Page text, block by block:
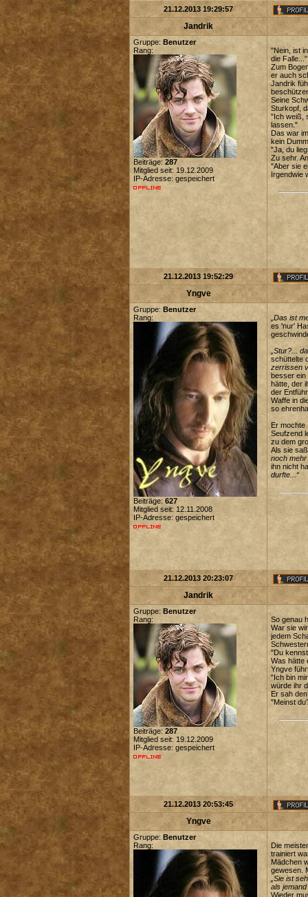
21.12.2013 19:29:57
Jandrik
Gruppe: Benutzer
Rang:
Beiträge: 287
Mitglied seit: 19.12.2009
IP-Adresse: gespeichert
"Nein, ist
die Falle..."
Zum
er auch
Jandrik
Seine
Sturkopf,
"Ich weiß,
lassen."
Das war
kein
"Ja, du
Zu sehr.
"Aber sie
Irgendwie
21.12.2013 19:52:29
Yngve
Gruppe: Benutzer
Rang:
Beiträge: 627
Mitglied seit: 12.11.2008
IP-Adresse: gespeichert
„Das ist
es 'nur'
„Stur?...
schüttelte
zerrissen
besser ein
hätte, der
der
Waffe in
so
Er mochte
Seufzend
zu dem
Als sie
noch mehr
ihn nicht
durfte...“
21.12.2013 20:23:07
Jandrik
Gruppe: Benutzer
Rang:
Beiträge: 287
Mitglied seit: 19.12.2009
IP-Adresse: gespeichert
So genau
War sie
jedem
"Du
Was hätte
Yngve
"Ich bin
würde ihr
Er sah
"Meinst
21.12.2013 20:53:45
Yngve
Gruppe: Benutzer
Rang:
Die
trainiert
Mädchen
gewesen.
„Sie ist
als
Wieder